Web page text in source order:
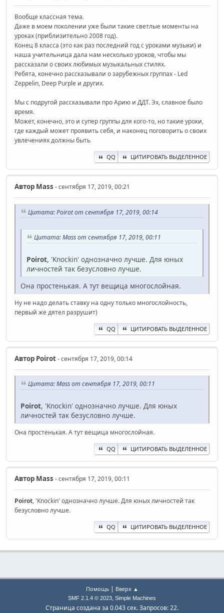
Вообще классная тема.
Даже в моем поколении уже были такие светлые моменты на
уроках (приблизительно 2008 год).
Конец 8 класса (это как раз последний год с уроками музыки) и
наша учительница дала нам несколько уроков, чтобы мы
рассказали о своих любимых музыкальных стилях.
Ребята, конечно рассказывали о зарубежных группах - Led
Zeppelin, Deep Purple и других.
Мы с подругой рассказывали про Арию и ДДТ. Эх, славное было
время.
Может, конечно, это и супер группы для кого-то, но такие уроки,
где каждый может проявить себя, и наконец поговорить о своих
увлечениях должны быть
QQ ЦИТИРОВАТЬ ВЫДЕЛЕННОЕ
Автор Mass - сентября 17, 2019, 00:21
Цитата: Poirot от сентября 17, 2019, 00:14
Цитата: Mass от сентября 17, 2019, 00:11
Poirot, 'Knockin' однозначно лучше. Для юных
личностей так безусловно лучше.
Она простенькая. А тут вещица многослойная.
Ну не надо делать ставку на одну только многослойность,
первый же дятел разрушит)
QQ ЦИТИРОВАТЬ ВЫДЕЛЕННОЕ
Автор Poirot- сентября 17, 2019, 00:14
Цитата: Mass от сентября 17, 2019, 00:11
Poirot, 'Knockin' однозначно лучше. Для юных
личностей так безусловно лучше.
Она простенькая. А тут вещица многослойная.
QQ ЦИТИРОВАТЬ ВЫДЕЛЕННОЕ
Автор Mass - сентября 17, 2019, 00:11
Poirot, 'Knockin' однозначно лучше. Для юных личностей так
безусловно лучше.
QQ ЦИТИРОВАТЬ ВЫДЕЛЕННОЕ
Помощь| Вверх ▲
SMF 2.1.4 © 2023, Simple Machines
Страница создана за 0.043 сек. Запросов: 22.